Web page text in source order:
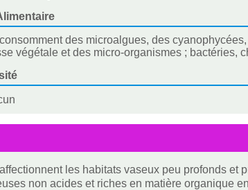
des microalgues, des
végétale et des micro-organismes ; bactéries,
les habitats vaseux peu profonds et
non acides et riches en matière organique